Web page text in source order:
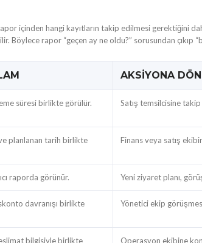
içinden hangi kayıtların takip edilmesi gerektiğini
rapor “geçen ay ne oldu?” sorusundan çıkıp
AKSIYONA
süresi birlikte görülür. Satış temsilcisine
planlanan tarih birlikte
Finans veya satış
raporda görünür. Yeni ziyaret planı,
davranışı birlikte
Yönetici ekip
bilgisiyle birlikte Operasyon ekibine